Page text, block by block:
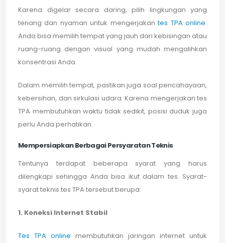
Karena digelar secara daring, pilih lingkungan yang
tenang dan nyaman untuk mengerjakantes TPA online.
Anda bisa memilih tempat yang jauh dari kebisingan atau
ruang-ruang dengan visual yang mudah mengalihkan
konsentrasi Anda.
Dalam memilih tempat, pastikan juga soal pencahayaan,
kebersihan, dan sirkulasi udara. Karena mengerjakan tes
TPA membutuhkan waktu tidak sedikit, posisi duduk juga
perlu Anda perhatikan.
Mempersiapkan Berbagai Persyaratan Teknis
Tentunya terdapat beberapa syarat yang harus
dilengkapi sehingga Anda bisa ikut dalam tes. Syarat-
syarat teknis tes TPA tersebut berupa:
1. Koneksi Internet Stabil
Tes TPA online membutuhkan jaringan internet untuk